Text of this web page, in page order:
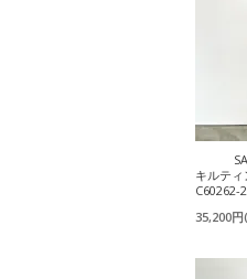
キルティ
C60262-
35,200